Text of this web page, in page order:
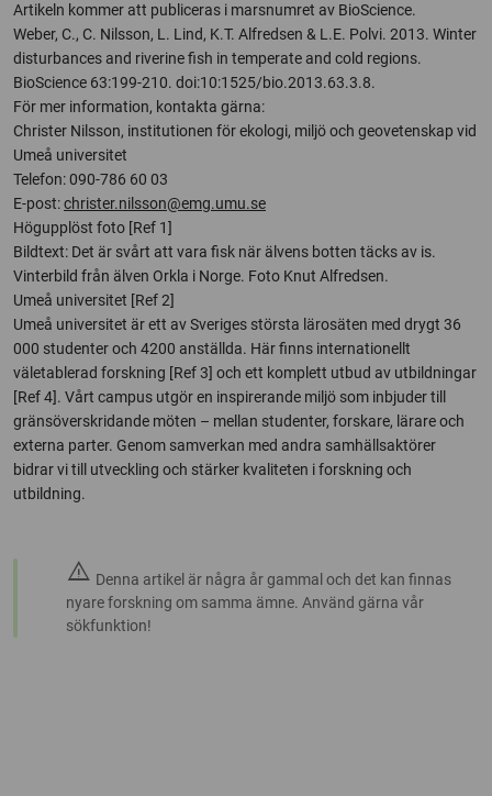
Artikeln kommer att publiceras i marsnumret av BioScience.
Weber, C., C. Nilsson, L. Lind, K.T. Alfredsen & L.E. Polvi. 2013. Winter
disturbances and riverine fish in temperate and cold regions.
BioScience 63:199-210. doi:10:1525/bio.2013.63.3.8.
För mer information, kontakta gärna:
Christer Nilsson, institutionen för ekologi, miljö och geovetenskap vid
Umeå universitet
Telefon: 090-786 60 03
E-post:christer.nilsson@emg.umu.se
Högupplöst foto [Ref 1]
Bildtext: Det är svårt att vara fisk när älvens botten täcks av is.
Vinterbild från älven Orkla i Norge. Foto Knut Alfredsen.
Umeå universitet [Ref 2]
Umeå universitet är ett av Sveriges största lärosäten med drygt 36
000 studenter och 4200 anställda. Här finns internationellt
väletablerad forskning [Ref 3] och ett komplett utbud av utbildningar
[Ref 4]. Vårt campus utgör en inspirerande miljö som inbjuder till
gränsöverskridande möten – mellan studenter, forskare, lärare och
externa parter. Genom samverkan med andra samhällsaktörer
bidrar vi till utveckling och stärker kvaliteten i forskning och
utbildning.
warning Denna artikel är några år gammal och det kan finnas
nyare forskning om samma ämne. Använd gärna vår
sökfunktion!